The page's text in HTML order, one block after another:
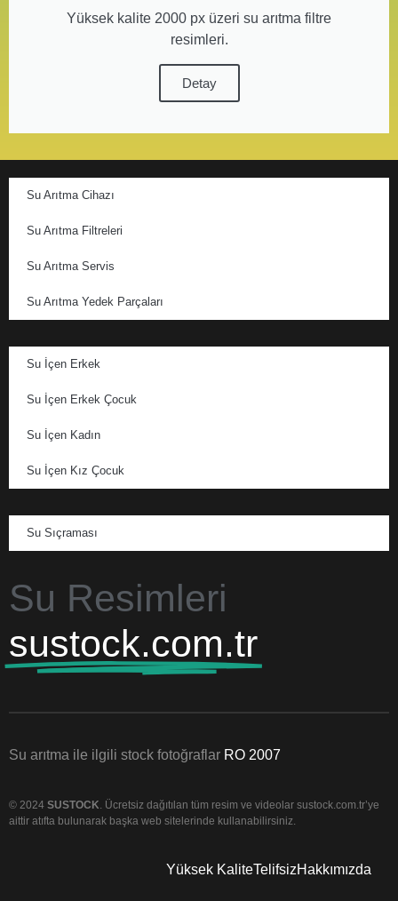
Yüksek kalite 2000 px üzeri su arıtma filtre
resimleri.
Detay
Su Arıtma Cihazı
Su Arıtma Filtreleri
Su Arıtma Servis
Su Arıtma Yedek Parçaları
Su İçen Erkek
Su İçen Erkek Çocuk
Su İçen Kadın
Su İçen Kız Çocuk
Su Sıçraması
Su Resimleri
sustock.com.tr
Su arıtma ile ilgili stock fotoğraflar RO 2007
© 2024 SUSTOCK. Ücretsiz dağıtılan tüm resim ve videolar sustock.com.tr’ye
aittir atıfta bulunarak başka web sitelerinde kullanabilirsiniz.
Yüksek KaliteTelifsizHakkımızda